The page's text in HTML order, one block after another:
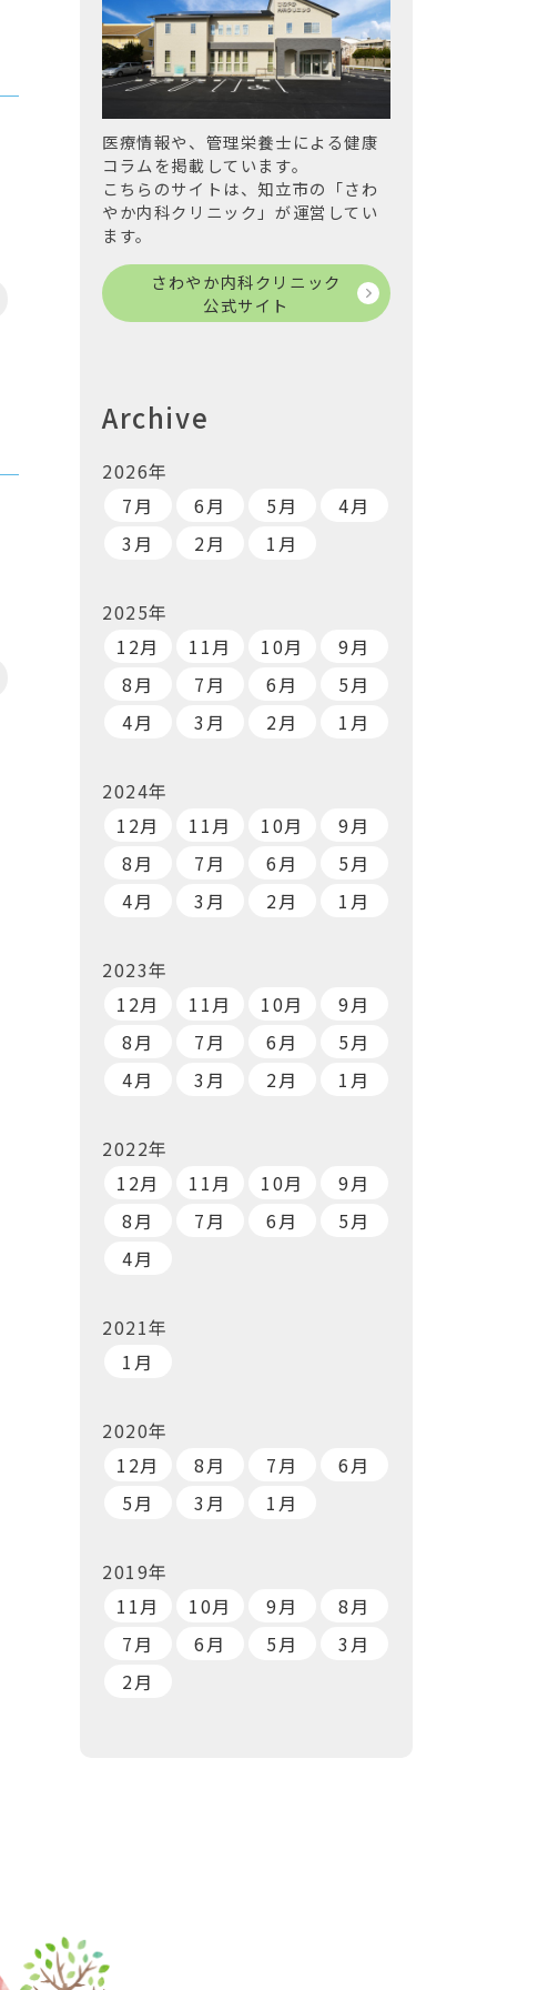
医療情報や、管理栄養士による健康
コラムを掲載しています。
こちらのサイトは、知立市の「さわ
やか内科クリニック」が運営してい
ます。
さわやか内科クリニック
公式サイト
Archive
2026年
7月
6月 5月
4月
3月
2月 1月
2025年
12月
11月 10月
9月
8月
7月 6月
5月
4月
3月 2月 1月
2024年
12月
11月 10月
9月
8月
7月 6月
5月
4月
3月 2月 1月
2023年
12月
11月 10月
9月
8月
7月 6月
5月
4月
3月 2月 1月
2022年
12月
11月 10月
9月
8月
7月 6月
5月
4月
2021年
1月
2020年
12月
8月 7月
6月
5月
3月 1月
2019年
11月
10月 9月
8月
7月
6月 5月
3月
2月